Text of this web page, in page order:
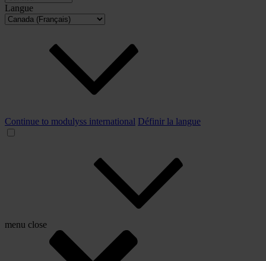
Langue
Continue to modulyss international Définir la langue
menu close